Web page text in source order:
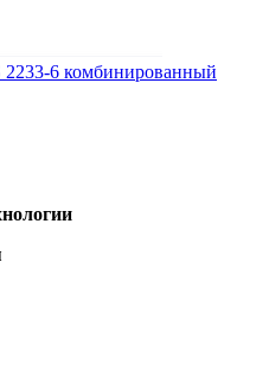
6 комбинированный